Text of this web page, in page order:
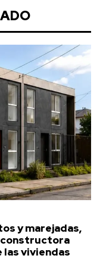
y marejadas,
constructora
las viviendas